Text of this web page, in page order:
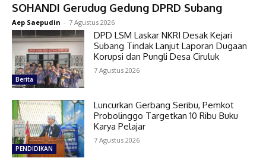
SOHANDI Gerudug Gedung DPRD Subang
Aep Saepudin - 7 Agustus 2026
Berita
DPD LSM Laskar NKRI Desak Kejari
Subang Tindak Lanjut Laporan Dugaan
Korupsi dan Pungli Desa Ciruluk
7 Agustus 2026
PENDIDIKAN
Luncurkan Gerbang Seribu, Pemkot
Probolinggo Targetkan 10 Ribu Buku
Karya Pelajar
7 Agustus 2026